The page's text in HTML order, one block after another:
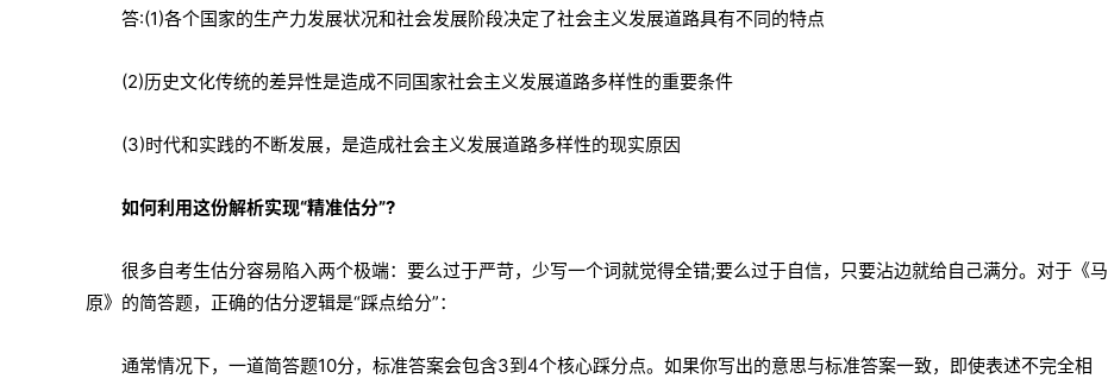
答:(1)各个国家的生产力发展状况和社会发展阶段决定了社会主义发展道路具有不同的特点
(2)历史文化传统的差异性是造成不同国家社会主义发展道路多样性的重要条件
(3)时代和实践的不断发展，是造成社会主义发展道路多样性的现实原因
如何利用这份解析实现“精准估分”?
很多自考生估分容易陷入两个极端：要么过于严苛，少写一个词就觉得全错;要么过于自信，只要沾边就给自己满分。对于《马
原》的简答题，正确的估分逻辑是“踩点给分”：
通常情况下，一道简答题10分，标准答案会包含3到4个核心踩分点。如果你写出的意思与标准答案一致，即使表述不完全相